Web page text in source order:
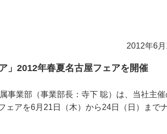
2012年6月
」2012年春夏名古屋フェアを開催
業部（事業部長：寺下 聡）は、当社主催
ェアを6月21日（木）から24日（日）まで